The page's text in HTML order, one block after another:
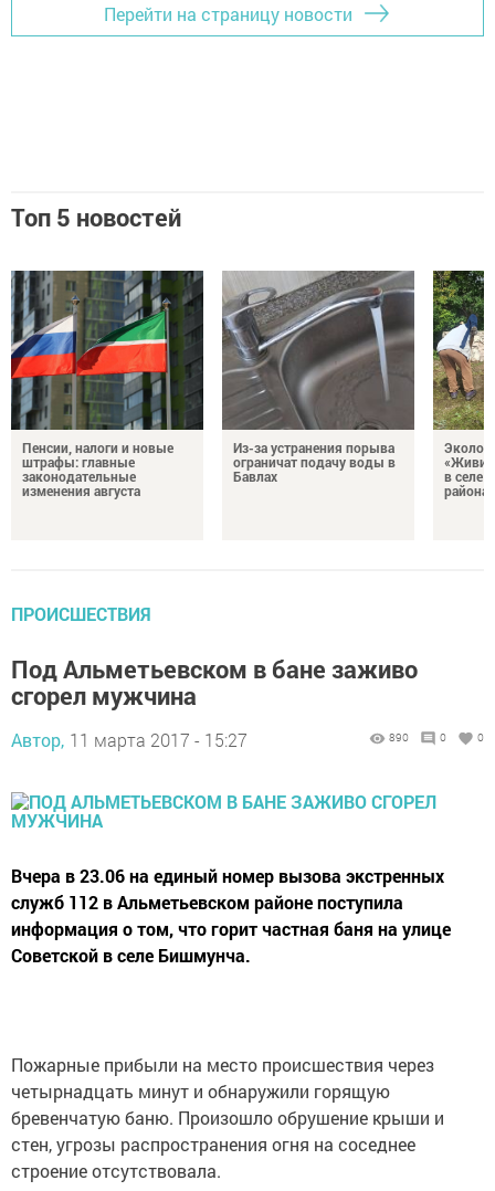
Перейти на страницу новости
Топ 5 новостей
Пенсии, налоги и новые
штрафы: главные
законодательные
изменения августа
Из-за устранения порыва
ограничат подачу воды в
Бавлах
«Живи,
в селе
района
ПРОИСШЕСТВИЯ
Под Альметьевском в бане заживо
сгорел мужчина
Автор, 11 марта 2017 - 15:27 890 0 0
Вчера в 23.06 на единый номер вызова экстренных
служб 112 в Альметьевском районе поступила
информация о том, что горит частная баня на улице
Советской в селе Бишмунча.
Пожарные прибыли на место происшествия через
четырнадцать минут и обнаружили горящую
бревенчатую баню. Произошло обрушение крыши и
стен, угрозы распространения огня на соседнее
строение отсутствовала.